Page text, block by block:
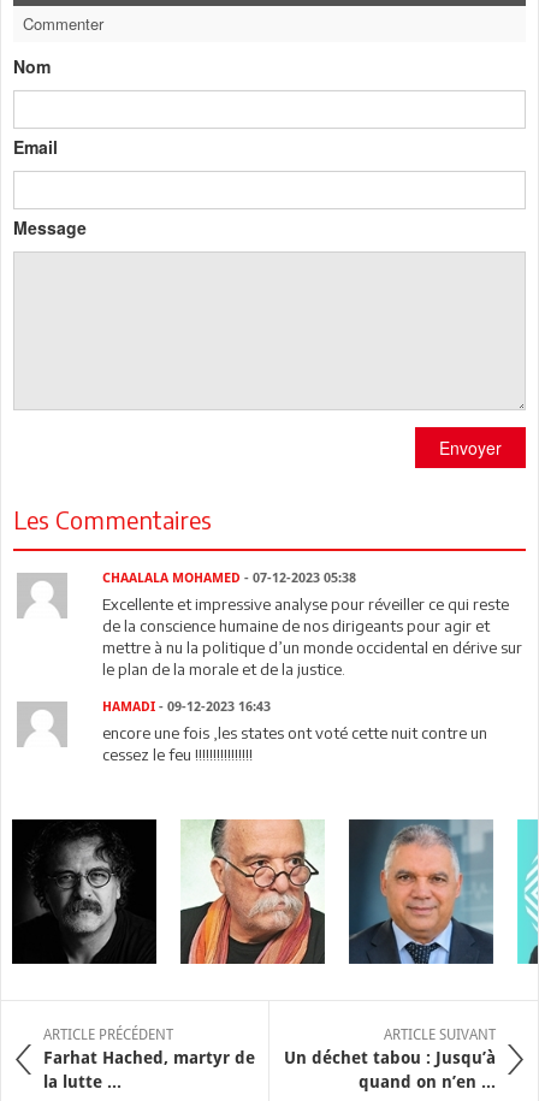
Commenter
Nom
Email
Message
Envoyer
Les Commentaires
CHAALALA MOHAMED - 07-12-2023 05:38
Excellente et impressive analyse pour réveiller ce qui reste
de la conscience humaine de nos dirigeants pour agir et
mettre à nu la politique d’un monde occidental en dérive sur
le plan de la morale et de la justice.
HAMADI - 09-12-2023 16:43
encore une fois ,les states ont voté cette nuit contre un
cessez le feu !!!!!!!!!!!!!!!!
ARTICLE PRÉCÉDENT
Farhat Hached, martyr de
la lutte ...
ARTICLE SUIVANT
Un déchet tabou : Jusqu’à
quand on n’en ...